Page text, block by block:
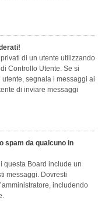
​​di un utente utilizzando
Controllo Utente. Se si
segnala i messaggi ai
di inviare messaggi
spam da qualcuno in
questa Board include un
messaggi. Dovresti
includendo